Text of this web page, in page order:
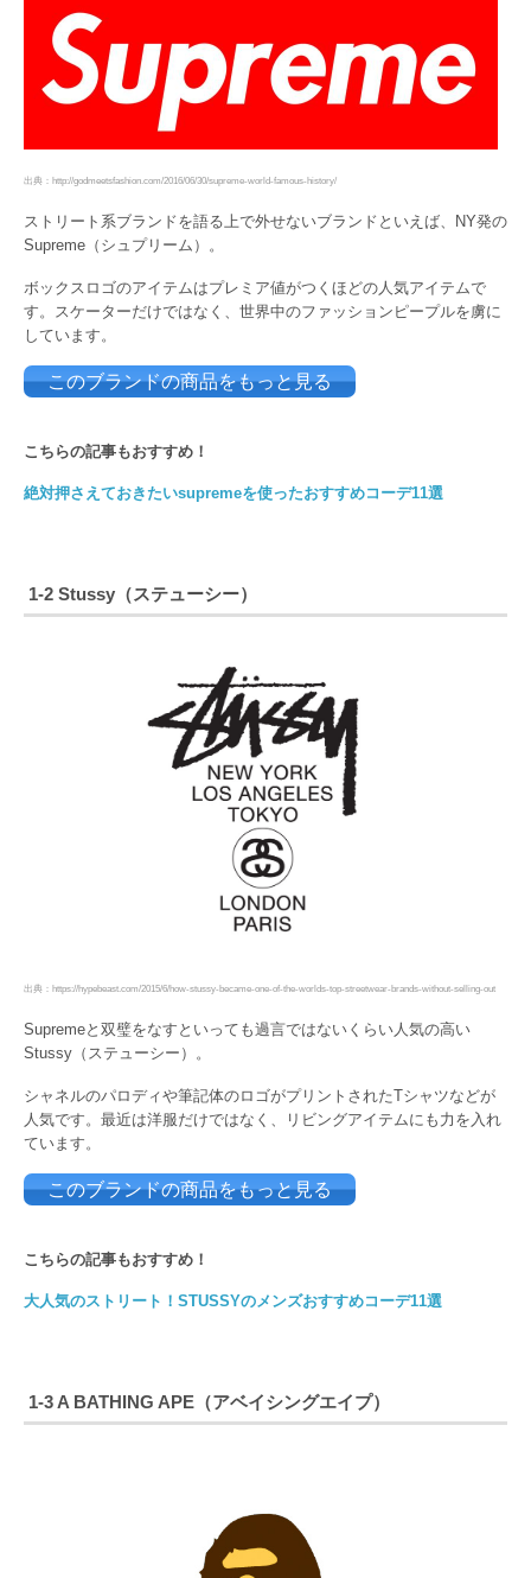
出典：http://godmeetsfashion.com/2016/06/30/supreme-world-famous-history/
ストリート系ブランドを語る上で外せないブランドといえば、NY発の
Supreme（シュプリーム）。
ボックスロゴのアイテムはプレミア値がつくほどの人気アイテムで
す。スケーターだけではなく、世界中のファッションピープルを虜に
しています。
このブランドの商品をもっと見る
こちらの記事もおすすめ！
絶対押さえておきたいsupremeを使ったおすすめコーデ11選
1-2 Stussy（ステューシー）
出典：https://hypebeast.com/2015/6/how-stussy-became-one-of-the-worlds-top-streetwear-brands-without-selling-out
Supremeと双璧をなすといっても過言ではないくらい人気の高い
Stussy（ステューシー）。
シャネルのパロディや筆記体のロゴがプリントされたTシャツなどが
人気です。最近は洋服だけではなく、リビングアイテムにも力を入れ
ています。
このブランドの商品をもっと見る
こちらの記事もおすすめ！
大人気のストリート！STUSSYのメンズおすすめコーデ11選
1-3 A BATHING APE（アベイシングエイプ）